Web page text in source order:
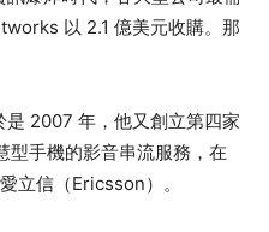
以 2.1 億美元收購。那
是 2007 年，他又創立第四家
手機的影音串流服務，在
立信（Ericsson）。